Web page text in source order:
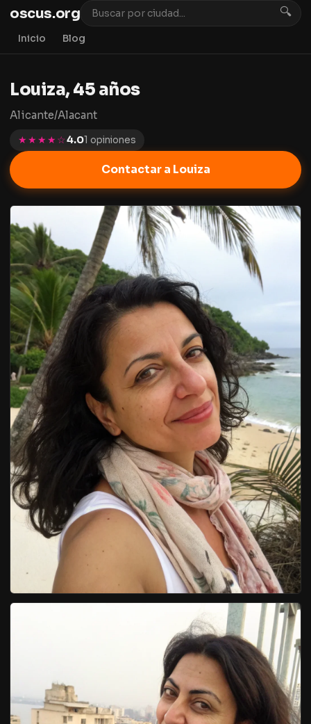
oscus.org 🔍
Inicio Blog
Louiza, 45 años
Alicante/Alacant
★★★★☆4.01 opiniones
Contactar a Louiza